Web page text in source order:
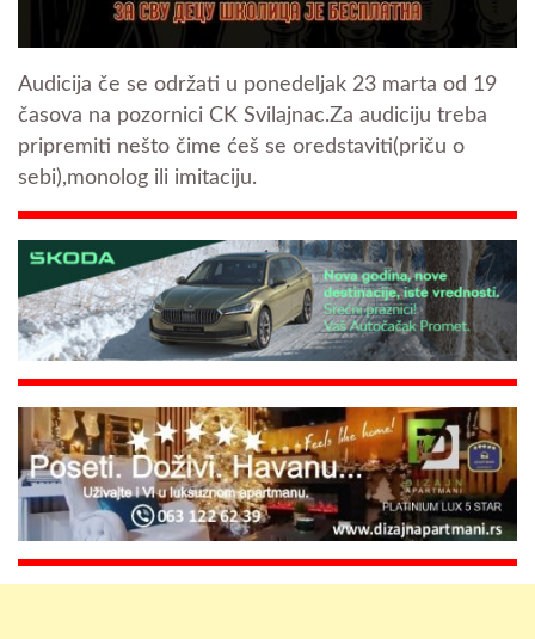
Audicija če se održati u ponedeljak 23 marta od 19
časova na pozornici CK Svilajnac.Za audiciju treba
pripremiti nešto čime ćeš se oredstaviti(priču o
sebi),monolog ili imitaciju.